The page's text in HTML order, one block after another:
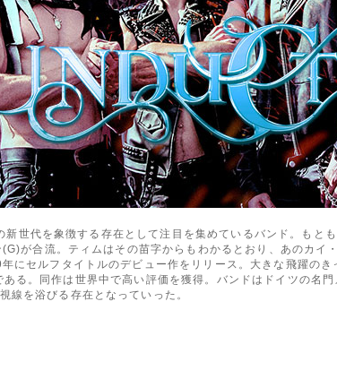
世代を象徴する存在として注目を集めているバンド。もと
が合流。ティムはその苗字からもわかるとおり、あのカ
にセルフタイトルのデビュー作をリリース。大きな飛躍
る。同作は世界中で高い評価を獲得。バンドはドイツの
線を浴びる存在となっていった。